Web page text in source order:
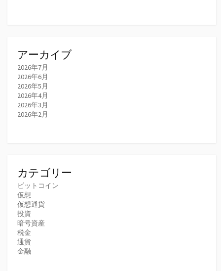
アーカイブ
2026年7月
2026年6月
2026年5月
2026年4月
2026年3月
2026年2月
カテゴリー
ビットコイン
仮想
仮想通貨
投資
暗号資産
税金
通貨
金融